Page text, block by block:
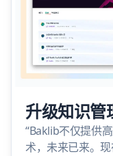
升级知识管
“Baklib不仅提供
术，未来已来。